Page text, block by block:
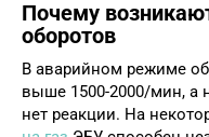
Почему
оборотов
В аварийном режиме
выше 1500-2000/мин, а
нет реакции. На